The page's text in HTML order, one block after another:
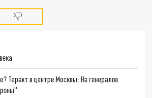
Теракт в центре Москвы: На генералов